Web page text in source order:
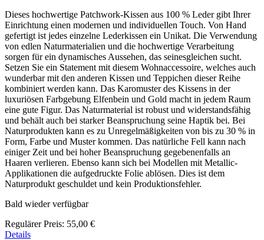
Dieses hochwertige Patchwork-Kissen aus 100 % Leder gibt Ihrer
Einrichtung einen modernen und individuellen Touch. Von Hand
gefertigt ist jedes einzelne Lederkissen ein Unikat. Die Verwendung
von edlen Naturmaterialien und die hochwertige Verarbeitung
sorgen für ein dynamisches Aussehen, das seinesgleichen sucht.
Setzen Sie ein Statement mit diesem Wohnaccessoire, welches auch
wunderbar mit den anderen Kissen und Teppichen dieser Reihe
kombiniert werden kann. Das Karomuster des Kissens in der
luxuriösen Farbgebung Elfenbein und Gold macht in jedem Raum
eine gute Figur. Das Naturmaterial ist robust und widerstandsfähig
und behält auch bei starker Beanspruchung seine Haptik bei. Bei
Naturprodukten kann es zu Unregelmäßigkeiten von bis zu 30 % in
Form, Farbe und Muster kommen. Das natürliche Fell kann nach
einiger Zeit und bei hoher Beanspruchung gegebenenfalls an
Haaren verlieren. Ebenso kann sich bei Modellen mit Metallic-
Applikationen die aufgedruckte Folie ablösen. Dies ist dem
Naturprodukt geschuldet und kein Produktionsfehler.
Bald wieder verfügbar
Regulärer Preis: 55,00 €
Details